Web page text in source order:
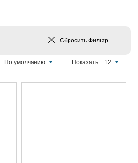
Сбросить Фильтр
По умолчанию Показать: 12